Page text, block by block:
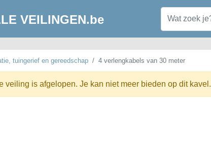
VEILINGEN.be
tuingerief en gereedschap 4 verlengkabels van 30 meter
veiling is afgelopen. Je kan niet meer bieden op dit kavel.